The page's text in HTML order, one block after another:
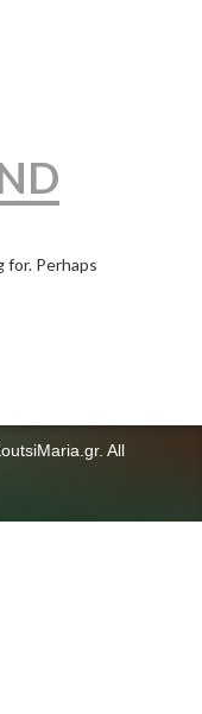
for. Perhaps
All